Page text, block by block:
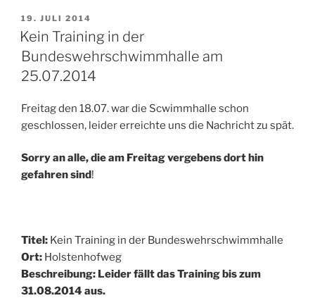
schwimmen“
VERÖFFENTLICHT
AM
19. JULI 2014
Kein Training in der
Bundeswehrschwimmhalle am
25.07.2014
Freitag den 18.07. war die Scwimmhalle schon
geschlossen, leider erreichte uns die Nachricht zu spät.
Sorry an alle, die am Freitag vergebens dort hin
gefahren sind!
Titel: Kein Training in der Bundeswehrschwimmhalle
Ort: Holstenhofweg
Beschreibung: Leider fällt das Training bis zum
31.08.2014 aus.